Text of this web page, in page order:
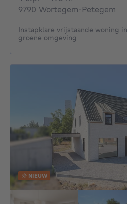
9790 Wortegem-Petegem
Instapklare vrijstaande woning in
groene omgeving
NIEUW